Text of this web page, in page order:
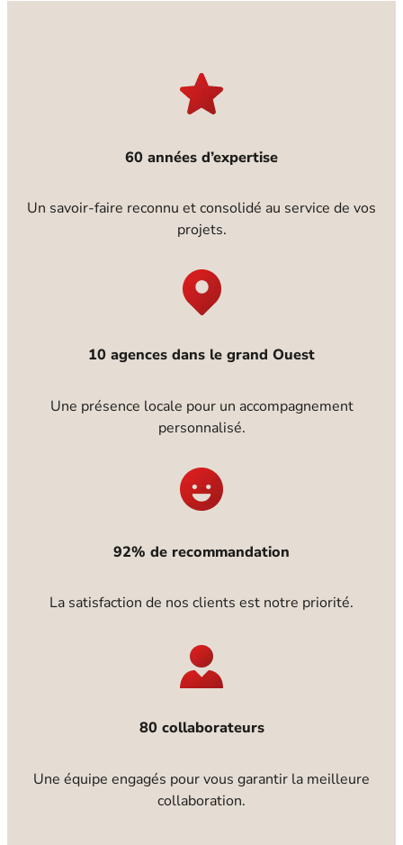
60 années d’expertise
Un savoir-faire reconnu et consolidé au service de vos
projets.
10 agences dans le grand Ouest
Une présence locale pour un accompagnement
personnalisé.
92% de recommandation
La satisfaction de nos clients est notre priorité.
80 collaborateurs
Une équipe engagés pour vous garantir la meilleure
collaboration.